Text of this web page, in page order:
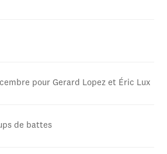
pour Gerard Lopez et Éric Lux
de battes